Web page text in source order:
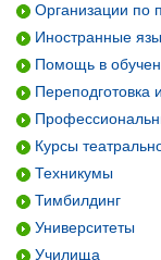
Организации по
Иностранные
Помощь в
Курсы
Техникумы
Тимбилдинг
Университеты
Училища